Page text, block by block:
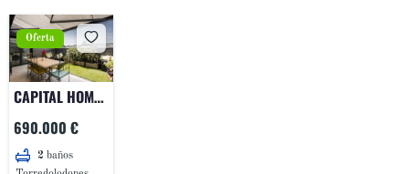
Oferta
CAPITAL HOME
VENDE EN
EXCLUSIVA
FANTÁSTICO
690.000 €
2 baños